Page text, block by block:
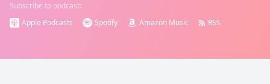
Subscribe to podcast:
Apple Podcasts
Spotify Amazon Music RSS